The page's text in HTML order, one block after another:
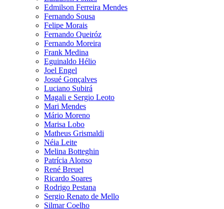
Edmilson Ferreira Mendes
Fernando Sousa
Felipe Morais
Fernando Queiróz
Fernando Moreira
Frank Medina
Eguinaldo Hélio
Joel Engel
Josué Gonçalves
Luciano Subirá
Magali e Sergio Leoto
Mari Mendes
Mário Moreno
Marisa Lobo
Matheus Grismaldi
Néia Leite
Melina Botteghin
Patrícia Alonso
René Breuel
Ricardo Soares
Rodrigo Pestana
Sergio Renato de Mello
Silmar Coelho